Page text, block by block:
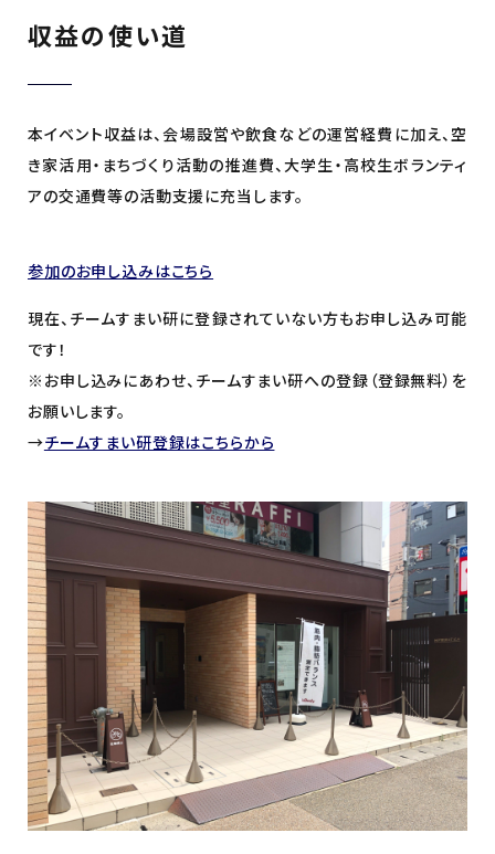
収益の使い道
本イベント収益は、会場設営や飲食などの運営経費に加え、空
き家活用・まちづくり活動の推進費、大学生・高校生ボランティ
アの交通費等の活動支援に充当します。
参加のお申し込みはこちら
現在、チームすまい研に登録されていない方もお申し込み可能
です！
※お申し込みにあわせ、チームすまい研への登録（登録無料）を
お願いします。
→チームすまい研登録はこちらから